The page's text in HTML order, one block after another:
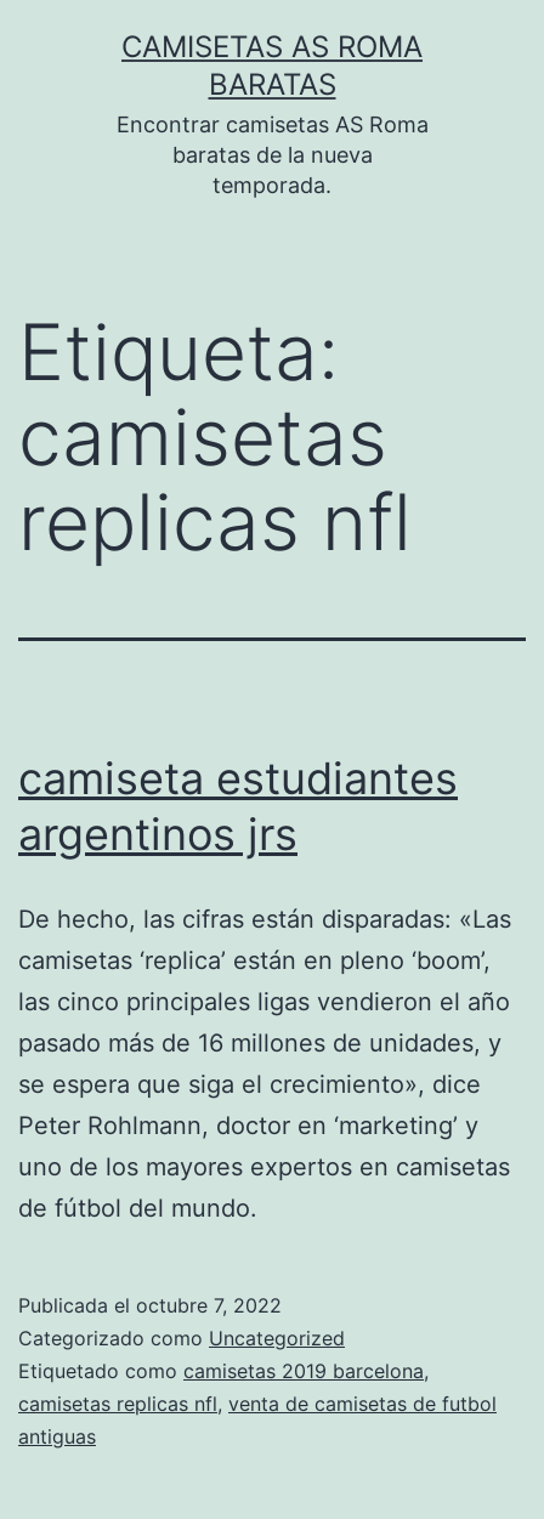
CAMISETAS AS ROMA
BARATAS
Encontrar camisetas AS Roma
baratas de la nueva
temporada.
Etiqueta:
camisetas
replicas nfl
camiseta estudiantes
argentinos jrs
De hecho, las cifras están disparadas: «Las
camisetas ‘replica’ están en pleno ‘boom’,
las cinco principales ligas vendieron el año
pasado más de 16 millones de unidades, y
se espera que siga el crecimiento», dice
Peter Rohlmann, doctor en ‘marketing’ y
uno de los mayores expertos en camisetas
de fútbol del mundo.
Publicada el octubre 7, 2022
Categorizado como Uncategorized
Etiquetado como camisetas 2019 barcelona,
camisetas replicas nfl, venta de camisetas de futbol
antiguas